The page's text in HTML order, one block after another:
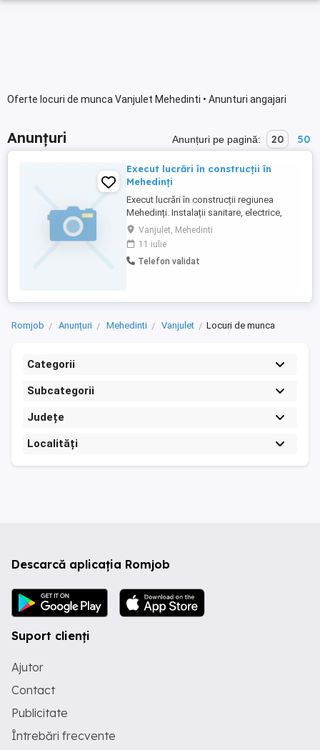
Oferte locuri de munca Vanjulet Mehedinti • Anunturi angajari
Anunțuri Anunțuri pe pagină: 20 50
Execut lucrări în construcții în
Mehedinți
Execut lucrări în construcții regiunea
Mehedinți. Instalații sanitare, electrice,
gresie, faianță, etc.
Vanjulet, Mehedinti
11 iulie
Telefon validat
Romjob Anunțuri Mehedinti Vanjulet Locuri de munca
Categorii
Subcategorii
Județe
Localități
Descarcă aplicația Romjob
Suport clienți
Ajutor
Contact
Publicitate
Întrebări frecvente